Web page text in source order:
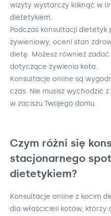
wizyty wystarczy kliknąć w
dietetykiem.
Podczas konsultacji dietetyk
żywieniowy, oceni stan
dietę. Możesz również
dotyczące żywienia kota.
Konsultacje online są
czas. Nie musisz wychodzić
w zaciszu Twojego domu.
Czym różni się
stacjonarnego
dietetykiem?
Konsultacje online z kocim
dla właścicieli kotów, którzy